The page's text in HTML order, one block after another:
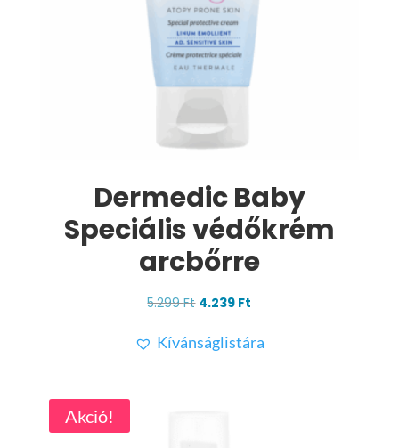
Dermedic Baby
Speciális védőkrém
arcbőrre
5.299Ft Original
was:
4.239 Ft
is:
Kívánságlistára
Akció!